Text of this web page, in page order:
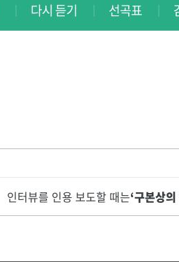
다시 듣기 선곡표
인터뷰를 인용 보도할 때는‘구본상